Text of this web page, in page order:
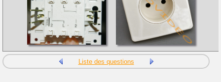
Liste des questions